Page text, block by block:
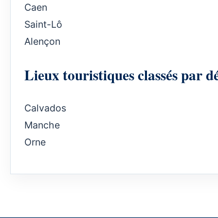
Caen
Saint-Lô
Alençon
Lieux touristiques classés par
Calvados
Manche
Orne